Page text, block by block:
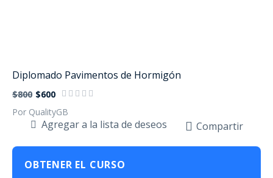
Diplomado Pavimentos de Hormigón
$800 $600
Por QualityGB
Agregar a la lista de deseos Compartir
OBTENER EL CURSO